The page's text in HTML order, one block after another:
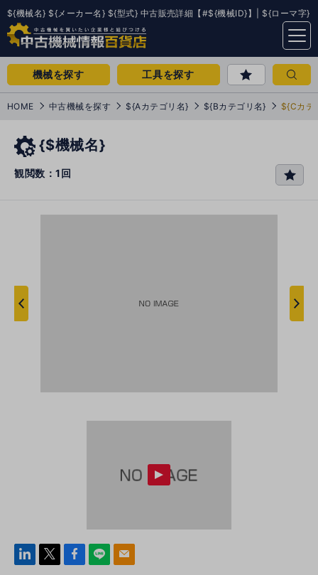
${機械名} ${メーカー名} ${型式} 中古販売詳細【#${機械ID}】| ${ローマ字}
menu
機械を探す 工具を探す
HOME 中古機械を探す ${Aカテゴリ名} ${Bカテゴリ名} ${Cカテ
{$機械名}
観閲数：1回
favo
linke
Face
line mail